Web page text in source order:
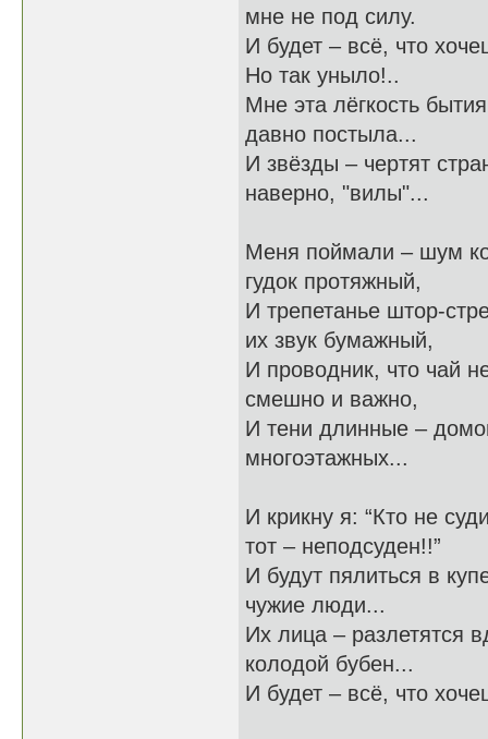
мне не под силу.
И будет – всё, что
Но так уныло!..
Мне эта лёгкость
давно постыла...
И звёзды – чертят
наверно, "вилы"...
Меня поймали – шум
гудок протяжный,
И трепетанье штор-
их звук бумажный,
И проводник, что чай
смешно и важно,
И тени длинные –
многоэтажных...
И крикну я: “Кто не
тот – неподсуден!!”
И будут пялиться в
чужие люди...
Их лица – разлетятся
колодой бубен...
И будет – всё, что